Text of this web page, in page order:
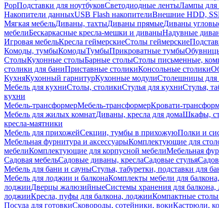
PopПодставки для ноутбуковСветодиодные лентыЛампы для
Накопители данныхUSB Flash накопителиВнешние HDD,
Мягкая мебельДиваны, тахтыДиваны прямыеДиваны
мебелиБескаркасные кресла-мешки и диваныНадувные
Игровая мебельКресла геймерскиеСтолы геймерские
Комоды, тумбыКомодыТумбыПрикроватные тумбы
СтолыКухонные столыБарные столыСтолы письменные,
столики для баниПриставные столикиКонсольные столики
КухняКухонный гарнитурКухонные модулиСтолешницы для
Мебель для кухниСтолы, столикиСтулья для кухниСтулья,
кухни
Мебель-трансформерМебель-трансформерКровати-
Мебель для жилых комнатДиваны, кресла для домаШкафы,
кресла-маятники
Мебель для прихожейСекции, тумбы в прихожуюПолки и
Мебельная фурнитура и аксессуарыКомплектующие для
мебелиКомплектующие для корпусной мебелиМебельная
Садовая мебельСадовые диваны, креслаСадовые стулья
Мебель для бани и сауныСтулья, табуретки, подставки для
Мебель для лоджии и балконаКомплекты мебели для
лоджииДверцы жалюзийныеСистемы хранения для
лоджииКресла, пуфы для балкона, лоджииКомпактные
Посуда для готовкиСковороды, сотейники, вокиКастрюли,